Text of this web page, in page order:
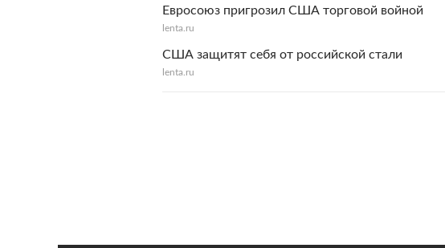
Евросоюз пригрозил США торговой войной
lenta.ru
США защитят себя от российской стали
lenta.ru